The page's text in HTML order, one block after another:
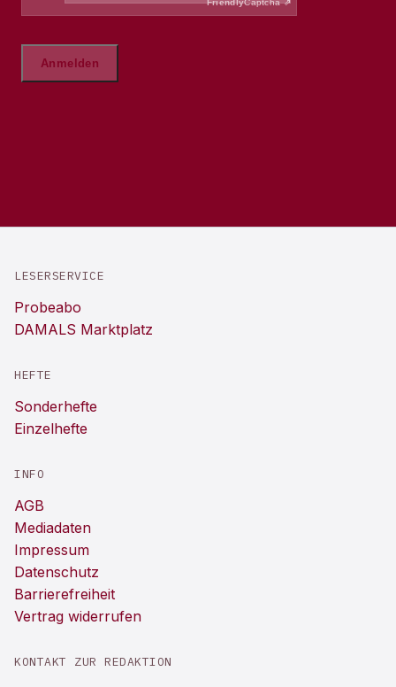
LESERSERVICE
Probeabo
DAMALS Marktplatz
HEFTE
Sonderhefte
Einzelhefte
INFO
AGB
Mediadaten
Impressum
Datenschutz
Barrierefreiheit
Vertrag widerrufen
KONTAKT ZUR REDAKTION